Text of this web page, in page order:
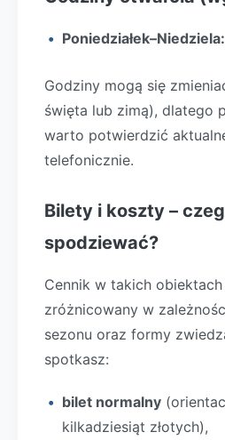
Poniedziałek–Niedziela:
Godziny mogą się
święta lub zimą), dlatego
warto potwierdzić
telefonicznie.
Bilety i koszty –
spodziewać?
Cennik w takich
zróżnicowany w
sezonu oraz formy
spotkasz:
bilet normalny
kilkadziesiąt złotych),